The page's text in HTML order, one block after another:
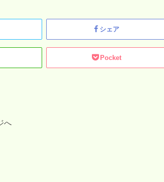
シェア
Pocket
へ